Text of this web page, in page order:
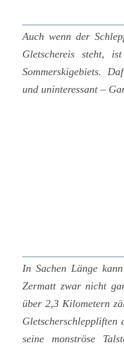
Auch wenn der
Gletschereis steht,
Sommerskigebiets.
und uninteressant –
In Sachen Länge
Zermatt zwar nicht
über 2,3 Kilometern
Gletscherschleppliften
seine monströse